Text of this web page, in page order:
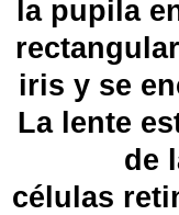
la pupila
iris y se
La lente
de
células